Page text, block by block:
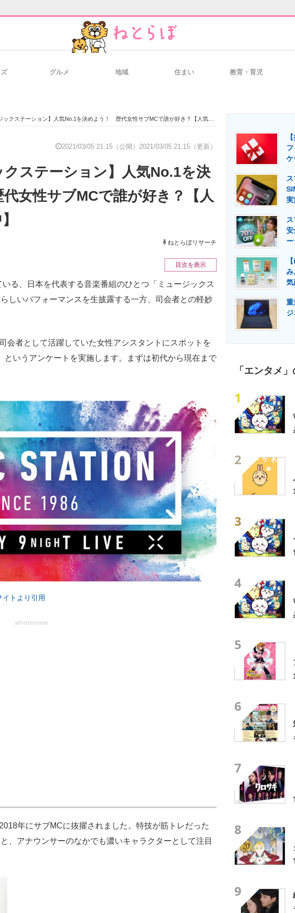
経営リーダーのコミュニティ
IT製品の技術・比較・事例 製造業のIT導入・活用を支援
エネルギーの専門メディア
グルメ 地域 住まい 教育・育児
ックステーション】人気No.1を決めよう！ 歴代女性サブMCで誰が好き？【人気投票実施中】
2021/03/05 21:15（公開） 2021/03/05 21:15（更新）
クステーション】人気No.1を決
女性サブMCで誰が好き？【人
ねとらぼリサーチ
目次を表示
る、日本を代表する音楽番組のひとつ「ミュージックス
しいパフォーマンスを生披露する一方、司会者との軽妙
者として活躍していた女性アシスタントにスポットを
いうアンケートを実施します。まずは初代から現在まで
トより引用
advertisement
年にサブMCに抜擢されました。特技が筋トレだった
、アナウンサーのなかでも濃いキャラクターとして注目
ケ
実
安
み
気
重
「エンタメ
1
2
3
4
5
6
7
8
9